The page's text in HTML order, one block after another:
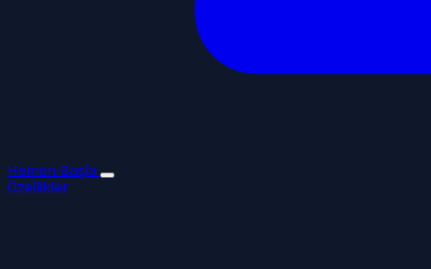
Hemen Başla
Özellikler